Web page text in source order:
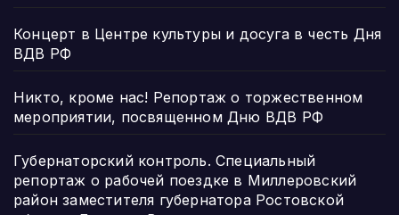
Концерт в Центре культуры и досуга в честь Дня
ВДВ РФ
Никто, кроме нас! Репортаж о торжественном
мероприятии, посвященном Дню ВДВ РФ
Губернаторский контроль. Специальный
репортаж о рабочей поездке в Миллеровский
район заместителя губернатора Ростовской